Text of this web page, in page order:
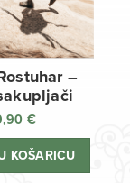
–
€
KOŠARICU